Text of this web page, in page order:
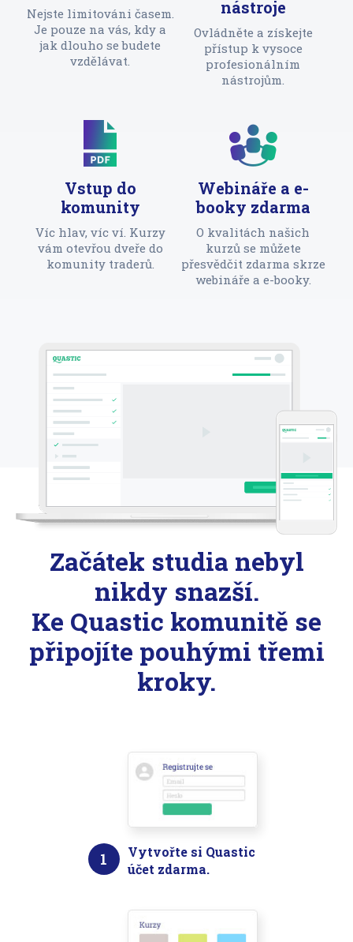
Nejste limitováni časem.
Je pouze na vás, kdy a
jak dlouho se budete
vzdělávat.
nástroje
Ovládněte a získejte
přístup k vysoce
profesionálním
nástrojům.
Vstup do
komunity
Víc hlav, víc ví. Kurzy
vám otevřou dveře do
komunity traderů.
Webináře a e-
booky zdarma
O kvalitách našich
kurzů se můžete
přesvědčit zdarma skrze
webináře a e-booky.
Začátek studia nebyl
nikdy snazší.
Ke Quastic komunitě se
připojíte pouhými třemi
kroky.
1
Vytvořte si Quastic
účet zdarma.